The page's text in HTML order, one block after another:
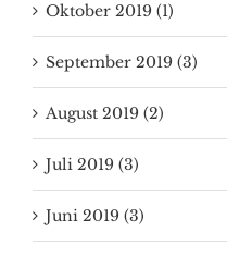
Oktober 2019 (1)
September 2019 (3)
August 2019 (2)
Juli 2019 (3)
Juni 2019 (3)